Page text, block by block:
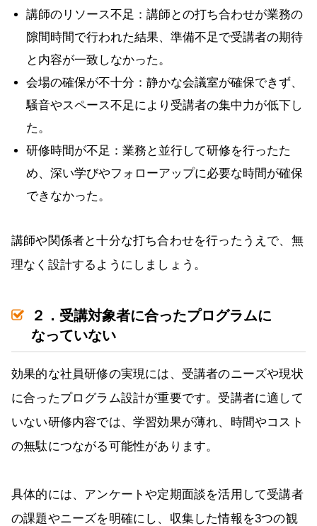
講師のリソース不足：講師との打ち合わせが業務の
隙間時間で行われた結果、準備不足で受講者の期待
と内容が一致しなかった。
会場の確保が不十分：静かな会議室が確保できず、
騒音やスペース不足により受講者の集中力が低下し
た。
研修時間が不足：業務と並行して研修を行ったた
め、深い学びやフォローアップに必要な時間が確保
できなかった。
講師や関係者と十分な打ち合わせを行ったうえで、無
理なく設計するようにしましょう。
２．受講対象者に合ったプログラムに
なっていない
効果的な社員研修の実現には、受講者のニーズや現状
に合ったプログラム設計が重要です。受講者に適して
いない研修内容では、学習効果が薄れ、時間やコスト
の無駄につながる可能性があります。
具体的には、アンケートや定期面談を活用して受講者
の課題やニーズを明確にし、収集した情報を3つの観